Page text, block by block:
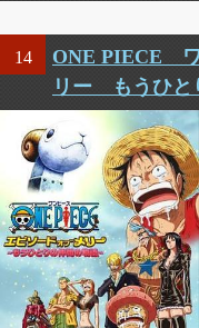
14
ONE PIECE
リー もうひと